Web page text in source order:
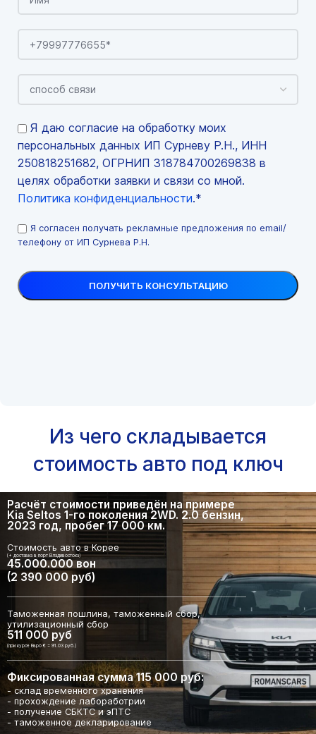
Я даю согласие на обработку моих
персональных данных ИП Сурневу Р.Н., ИНН
250818251682, ОГРНИП 318784700269838 в
целях обработки заявки и связи со мной.
Политика конфиденциальности.*
Я согласен получать рекламные предложения по email/
телефону от ИП Сурнева Р.Н.
Из чего складывается
стоимость авто под ключ
Расчёт стоимости приведён на примере
Kia Seltos 1-го поколения 2WD. 2.0 бензин,
2023 год, пробег 17 000 км.
Стоимость авто в Корее
(+ доставка в порт Владивостока)
45.000.000 вон
(2 390 000 руб)
Таможенная пошлина, таможенный сбор,
утилизационный сбор
511 000 руб
(при курсе Евро € = 91.03 руб.)
Фиксированная сумма 115 000 руб:
- склад временного хранения
- прохождение лабоработрии
- получение СБКТС и эПТС
- таможенное декларирование